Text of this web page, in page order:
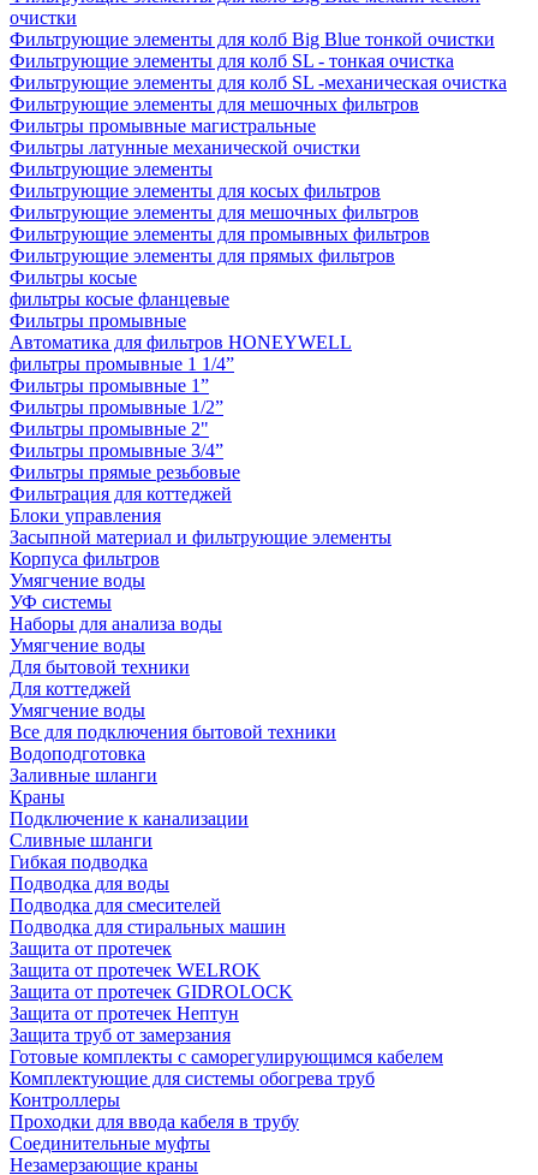
очистки
Фильтрующие элементы для колб Big Blue тонкой очистки
Фильтрующие элементы для колб SL - тонкая очистка
Фильтрующие элементы для колб SL -механическая очистка
Фильтрующие элементы для мешочных фильтров
Фильтры промывные магистральные
Фильтры латунные механической очистки
Фильтрующие элементы
Фильтрующие элементы для косых фильтров
Фильтрующие элементы для мешочных фильтров
Фильтрующие элементы для промывных фильтров
Фильтрующие элементы для прямых фильтров
Фильтры косые
фильтры косые фланцевые
Фильтры промывные
Автоматика для фильтров HONEYWELL
фильтры промывные 1 1/4”
Фильтры промывные 1”
Фильтры промывные 1/2”
Фильтры промывные 2"
Фильтры промывные 3/4”
Фильтры прямые резьбовые
Фильтрация для коттеджей
Блоки управления
Засыпной материал и фильтрующие элементы
Корпуса фильтров
Умягчение воды
УФ системы
Наборы для анализа воды
Умягчение воды
Для бытовой техники
Для коттеджей
Умягчение воды
Все для подключения бытовой техники
Водоподготовка
Заливные шланги
Краны
Подключение к канализации
Сливные шланги
Гибкая подводка
Подводка для воды
Подводка для смесителей
Подводка для стиральных машин
Защита от протечек
Защита от протечек WELROK
Защита от протечек GIDROLOCK
Защита от протечек Нептун
Защита труб от замерзания
Готовые комплекты с саморегулирующимся кабелем
Комплектующие для системы обогрева труб
Контроллеры
Проходки для ввода кабеля в трубу
Соединительные муфты
Незамерзающие краны